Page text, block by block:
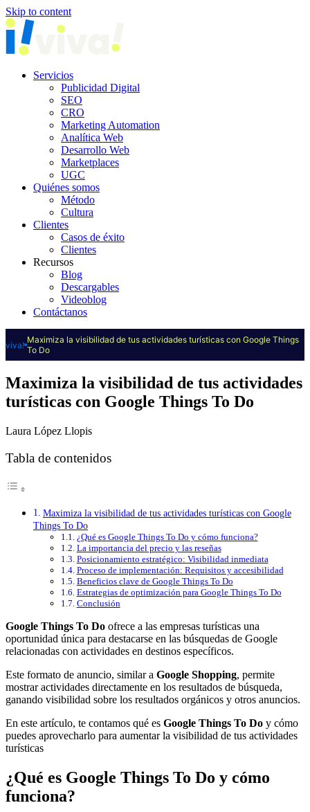
Skip to content
Servicios
Publicidad Digital
SEO
CRO
Marketing Automation
Analítica Web
Desarrollo Web
Marketplaces
UGC
Quiénes somos
Método
Cultura
Clientes
Casos de éxito
Clientes
Recursos
Blog
Descargables
Videoblog
Contáctanos
viva! Maximiza la visibilidad de tus actividades turísticas con Google Things
To Do
Maximiza la visibilidad de tus actividades
turísticas con Google Things To Do
Laura López Llopis
Tabla de contenidos
Maximiza la visibilidad de tus actividades turísticas con Google
Things To Do
¿Qué es Google Things To Do y cómo funciona?
La importancia del precio y las reseñas
Posicionamiento estratégico: Visibilidad inmediata
Proceso de implementación: Requisitos y accesibilidad
Beneficios clave de Google Things To Do
Estrategias de optimización para Google Things To Do
Conclusión
Google Things To Do ofrece a las empresas turísticas una
oportunidad única para destacarse en las búsquedas de Google
relacionadas con actividades en destinos específicos.
Este formato de anuncio, similar a Google Shopping, permite
mostrar actividades directamente en los resultados de búsqueda,
ganando visibilidad sobre los resultados orgánicos y otros anuncios.
En este artículo, te contamos qué es Google Things To Do y cómo
puedes aprovecharlo para aumentar la visibilidad de tus actividades
turísticas
¿Qué es Google Things To Do y cómo
funciona?